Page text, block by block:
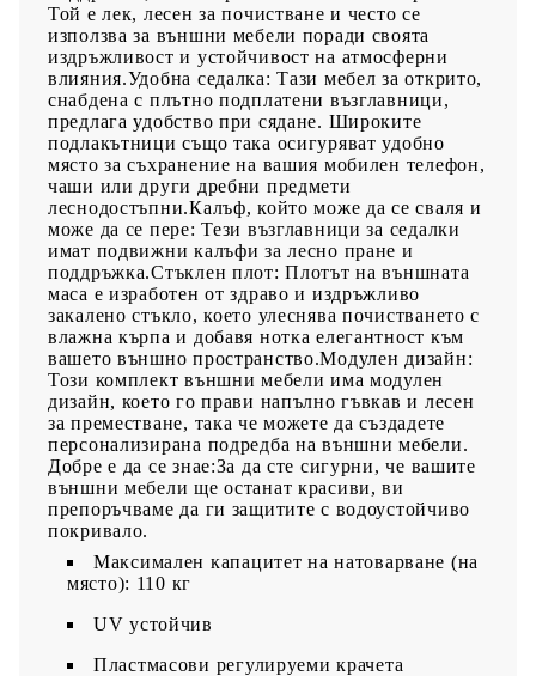
Той е лек, лесен за почистване и често се
използва за външни мебели поради своята
издръжливост и устойчивост на атмосферни
влияния.Удобна седалка: Тази мебел за открито,
снабдена с плътно подплатени възглавници,
предлага удобство при сядане. Широките
подлакътници също така осигуряват удобно
място за съхранение на вашия мобилен телефон,
чаши или други дребни предмети
леснодостъпни.Калъф, който може да се сваля и
може да се пере: Тези възглавници за седалки
имат подвижни калъфи за лесно пране и
поддръжка.Стъклен плот: Плотът на външната
маса е изработен от здраво и издръжливо
закалено стъкло, което улеснява почистването с
влажна кърпа и добавя нотка елегантност към
вашето външно пространство.Модулен дизайн:
Този комплект външни мебели има модулен
дизайн, което го прави напълно гъвкав и лесен
за преместване, така че можете да създадете
персонализирана подредба на външни мебели.
Добре е да се знае:За да сте сигурни, че вашите
външни мебели ще останат красиви, ви
препоръчваме да ги защитите с водоустойчиво
покривало.
Максимален капацитет на натоварване (на
място): 110 кг
UV устойчив
Пластмасови регулируеми крачета